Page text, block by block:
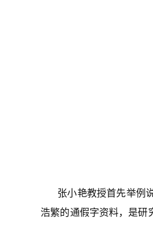
张小艳教授首先举例
浩繁的通假字资料，是研